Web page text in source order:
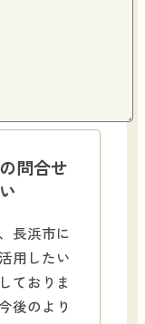
問合せ
長浜市に
用したい
ておりま
後のより